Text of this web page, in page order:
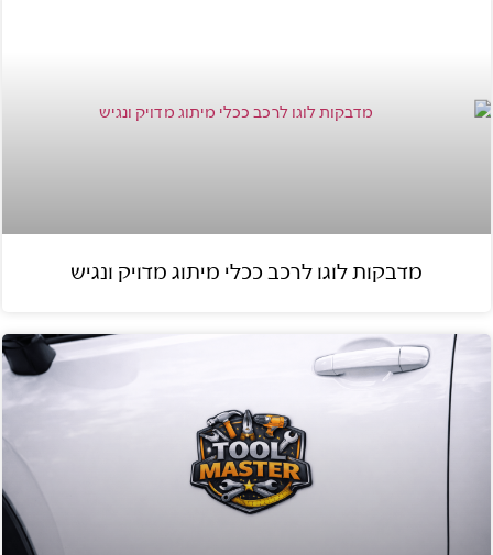
מדבקות לוגו לרכב ככלי מיתוג מדויק ונגיש